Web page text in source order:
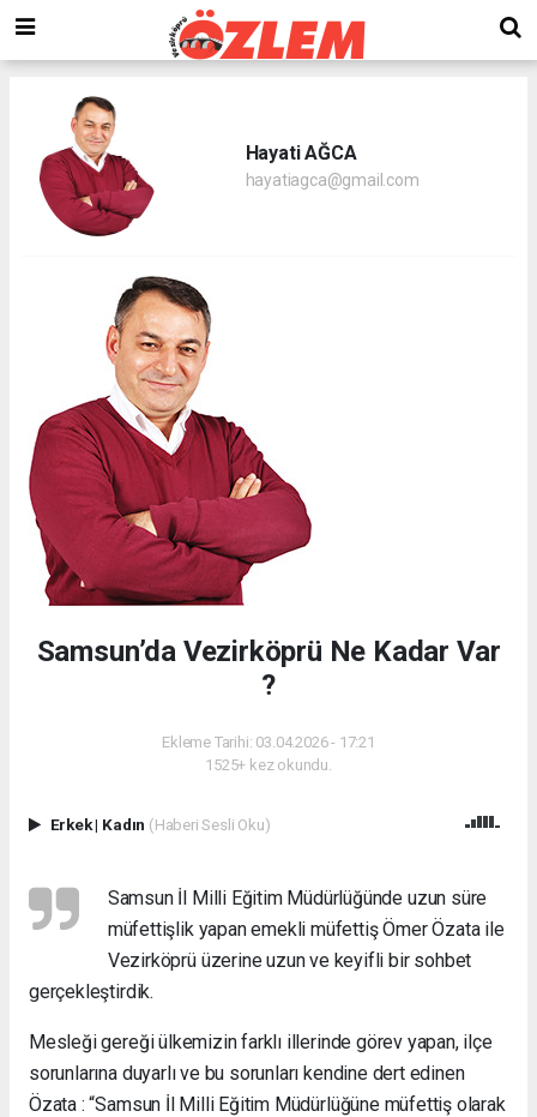
Hayati AĞCA
hayatiagca@gmail.com
Samsun’da Vezirköprü Ne Kadar Var
?
Ekleme Tarihi: 03.04.2026 - 17:21
1525+ kez okundu.
Erkek| Kadın (Haberi Sesli Oku)
Samsun İl Milli Eğitim Müdürlüğünde uzun süre
müfettişlik yapan emekli müfettiş Ömer Özata ile
Vezirköprü üzerine uzun ve keyifli bir sohbet
gerçekleştirdik.
Mesleği gereği ülkemizin farklı illerinde görev yapan, ilçe
sorunlarına duyarlı ve bu sorunları kendine dert edinen
Özata : “Samsun İl Milli Eğitim Müdürlüğüne müfettiş olarak